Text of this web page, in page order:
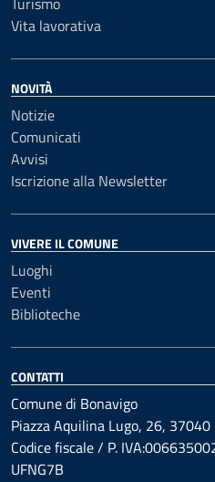
Vita lavorativa
NOVITÀ
Notizie
Comunicati
Avvisi
Iscrizione alla Newsletter
VIVERE IL COMUNE
Luoghi
Eventi
Biblioteche
CONTATTI
Comune di Bonavigo
Piazza Aquilina Lugo, 26, 37040
Codice fiscale / P.
UFNG7B